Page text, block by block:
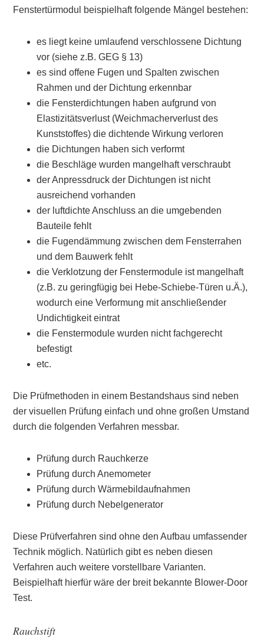
Fenstertürmodul beispielhaft folgende Mängel bestehen:
es liegt keine umlaufend verschlossene Dichtung
vor (siehe z.B. GEG § 13)
es sind offene Fugen und Spalten zwischen
Rahmen und der Dichtung erkennbar
die Fensterdichtungen haben aufgrund von
Elastizitätsverlust (Weichmacherverlust des
Kunststoffes) die dichtende Wirkung verloren
die Dichtungen haben sich verformt
die Beschläge wurden mangelhaft verschraubt
der Anpressdruck der Dichtungen ist nicht
ausreichend vorhanden
der luftdichte Anschluss an die umgebenden
Bauteile fehlt
die Fugendämmung zwischen dem Fensterrahen
und dem Bauwerk fehlt
die Verklotzung der Fenstermodule ist mangelhaft
(z.B. zu geringfügig bei Hebe-Schiebe-Türen u.Ä.),
wodurch eine Verformung mit anschließender
Undichtigkeit eintrat
die Fenstermodule wurden nicht fachgerecht
befestigt
etc.
Die Prüfmethoden in einem Bestandshaus sind neben
der visuellen Prüfung einfach und ohne großen Umstand
durch die folgenden Verfahren messbar.
Prüfung durch Rauchkerze
Prüfung durch Anemometer
Prüfung durch Wärmebildaufnahmen
Prüfung durch Nebelgenerator
Diese Prüfverfahren sind ohne den Aufbau umfassender
Technik möglich. Natürlich gibt es neben diesen
Verfahren auch weitere vorstellbare Varianten.
Beispielhaft hierfür wäre der breit bekannte Blower-Door
Test.
Rauchstift